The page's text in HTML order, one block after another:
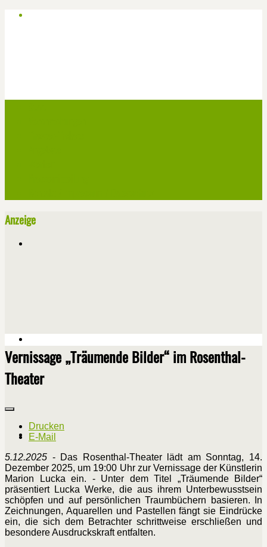
Anzeige
Vernissage „Träumende Bilder“ im Rosenthal-
Theater
Drucken
E-Mail
5.12.2025 - Das Rosenthal-Theater lädt am Sonntag, 14.
Dezember 2025, um 19:00 Uhr zur Vernissage der Künstlerin
Marion Lucka ein. - Unter dem Titel „Träumende Bilder“
präsentiert Lucka Werke, die aus ihrem Unterbewusstsein
schöpfen und auf persönlichen Traumbüchern basieren. In
Zeichnungen, Aquarellen und Pastellen fängt sie Eindrücke
ein, die sich dem Betrachter schrittweise erschließen und
besondere Ausdruckskraft entfalten.